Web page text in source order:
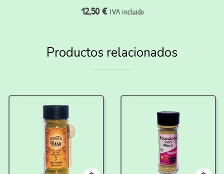
12,50€ IVA incluido
Productos relacionados